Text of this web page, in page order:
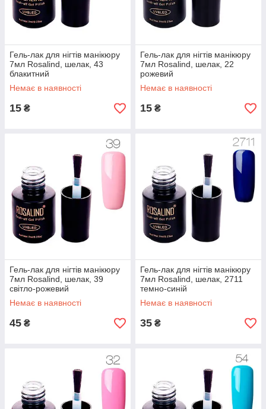
Гель-лак для нігтів манікюру
7мл Rosalind, шелак, 43
блакитний
Немає в наявності
15 ₴
Гель-лак для нігтів манікюру
7мл Rosalind, шелак, 22
рожевий
Немає в наявності
15 ₴
Гель-лак для нігтів манікюру
7мл Rosalind, шелак, 39
світло-рожевий
Немає в наявності
45 ₴
Гель-лак для нігтів манікюру
7мл Rosalind, шелак, 2711
темно-синій
Немає в наявності
35 ₴